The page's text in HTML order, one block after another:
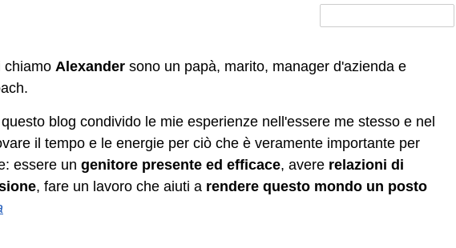
chiamo Alexander sono un papà, marito, manager d'azienda e
blog condivido le mie esperienze nell'essere me stesso e nel
il tempo e le energie per ciò che è veramente importante per
essere un genitore presente ed efficace, avere relazioni di
, fare un lavoro che aiuti a rendere questo mondo un posto